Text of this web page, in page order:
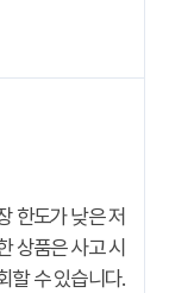
한도가 낮은 저
상품은 사고 시
할 수 있습니다.